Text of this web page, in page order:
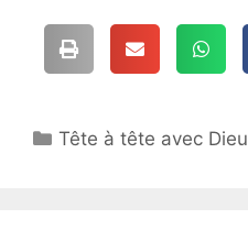
Tête à tête avec Dieu